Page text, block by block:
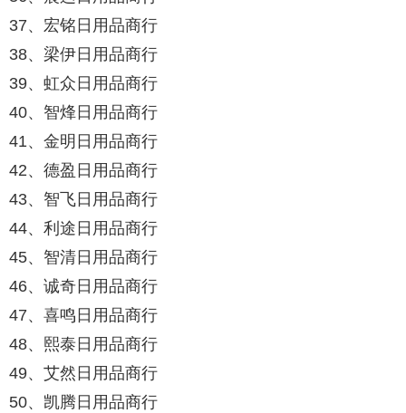
37、宏铭日用品商行
38、梁伊日用品商行
39、虹众日用品商行
40、智烽日用品商行
41、金明日用品商行
42、德盈日用品商行
43、智飞日用品商行
44、利途日用品商行
45、智清日用品商行
46、诚奇日用品商行
47、喜鸣日用品商行
48、熙泰日用品商行
49、艾然日用品商行
50、凯腾日用品商行